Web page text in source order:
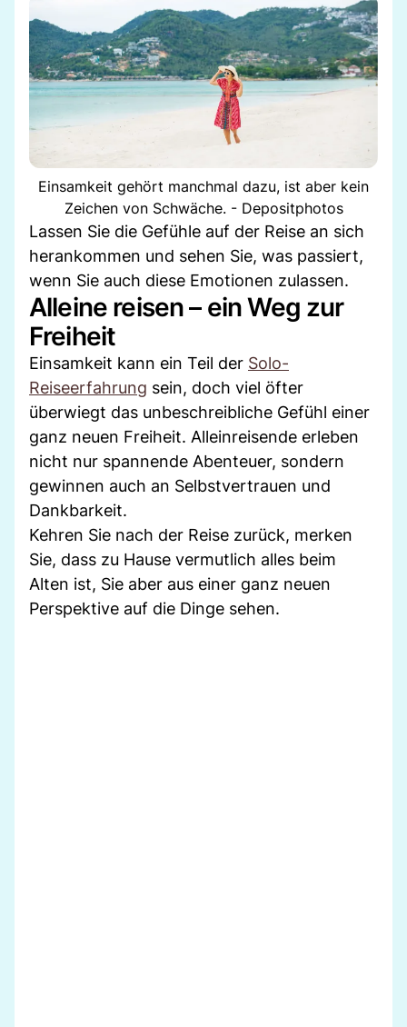
Einsamkeit gehört manchmal dazu, ist aber kein
Zeichen von Schwäche. - Depositphotos
Lassen Sie die Gefühle auf der Reise an sich
herankommen und sehen Sie, was passiert,
wenn Sie auch diese Emotionen zulassen.
Alleine reisen – ein Weg zur
Freiheit
Einsamkeit kann ein Teil der Solo-
Reiseerfahrung sein, doch viel öfter
überwiegt das unbeschreibliche Gefühl einer
ganz neuen Freiheit. Alleinreisende erleben
nicht nur spannende Abenteuer, sondern
gewinnen auch an Selbstvertrauen und
Dankbarkeit.
Kehren Sie nach der Reise zurück, merken
Sie, dass zu Hause vermutlich alles beim
Alten ist, Sie aber aus einer ganz neuen
Perspektive auf die Dinge sehen.